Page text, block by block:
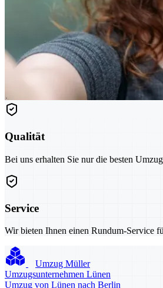
Qualität
Bei uns erhalten Sie nur die besten
Service
Wir bieten Ihnen einen Rundum-Service
Umzug Müller
Umzugsunternehmen Lünen
Umzug von Lünen nach Berlin